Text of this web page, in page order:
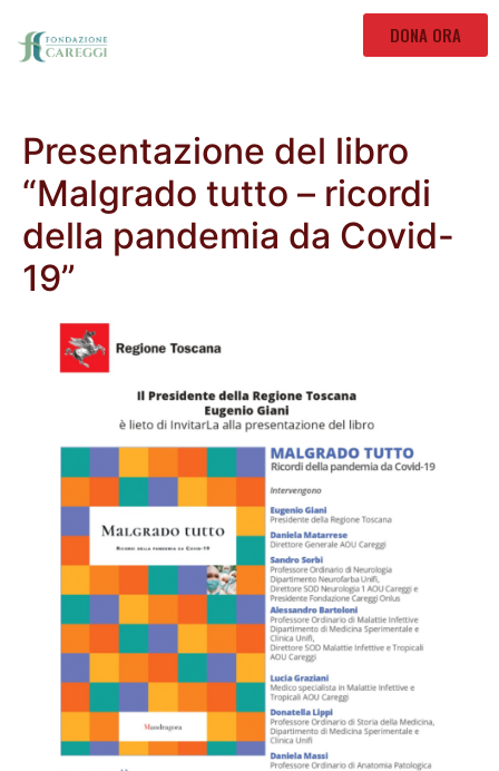
DONA ORA
Presentazione del libro
“Malgrado tutto – ricordi
della pandemia da Covid-
19”